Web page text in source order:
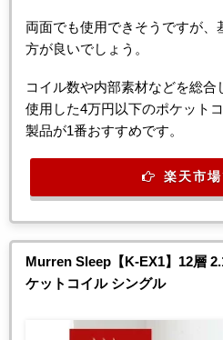
両面でも使用できそうですが、
方が良いでしょう。
コイル数や内部素材などを総合
使用した4万円以下のポケット
製品が1番おすすめです。
楽天市
Murren Sleep【K-EX1】12層
ケットコイル シングル